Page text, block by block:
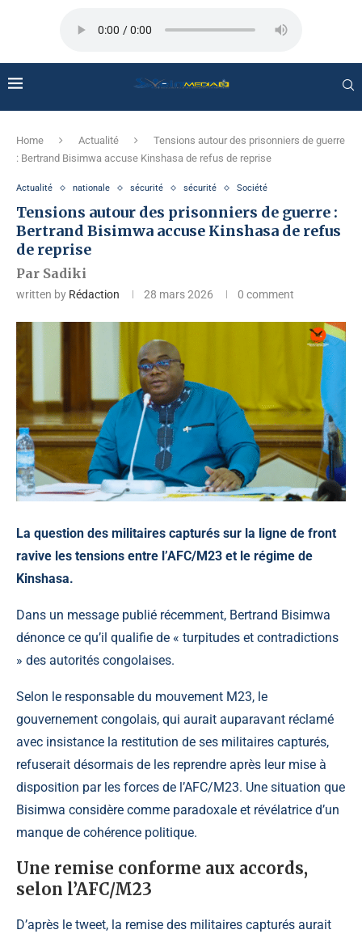
Home Actualité
Tensions autour des prisonniers de guerre
: Bertrand Bisimwa accuse Kinshasa de refus de reprise
Actualité nationale sécurité sécurité Société
Tensions autour des prisonniers de guerre :
Bertrand Bisimwa accuse Kinshasa de refus
de reprise
Par Sadiki
written by Rédaction 28 mars 2026 0 comment
La question des militaires capturés sur la ligne de front
ravive les tensions entre l’AFC/M23 et le régime de
Kinshasa.
Dans un message publié récemment, Bertrand Bisimwa
dénonce ce qu’il qualifie de « turpitudes et contradictions
» des autorités congolaises.
Selon le responsable du mouvement M23, le
gouvernement congolais, qui aurait auparavant réclamé
avec insistance la restitution de ses militaires capturés,
refuserait désormais de les reprendre après leur mise à
disposition par les forces de l’AFC/M23. Une situation que
Bisimwa considère comme paradoxale et révélatrice d’un
manque de cohérence politique.
Une remise conforme aux accords,
selon l’AFC/M23
D’après le tweet, la remise des militaires capturés aurait